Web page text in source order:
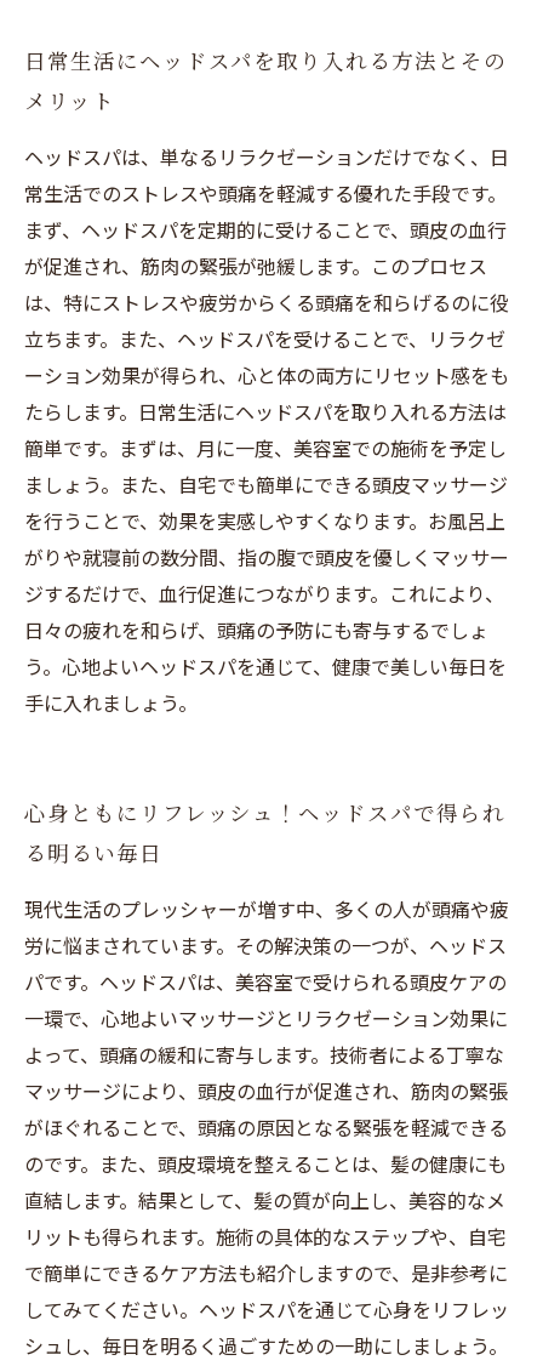
日常生活にヘッドスパを取り入れる方法とその
メリット
ヘッドスパは、単なるリラクゼーションだけでなく、日
常生活でのストレスや頭痛を軽減する優れた手段です。
まず、ヘッドスパを定期的に受けることで、頭皮の血行
が促進され、筋肉の緊張が弛緩します。このプロセス
は、特にストレスや疲労からくる頭痛を和らげるのに役
立ちます。また、ヘッドスパを受けることで、リラクゼ
ーション効果が得られ、心と体の両方にリセット感をも
たらします。日常生活にヘッドスパを取り入れる方法は
簡単です。まずは、月に一度、美容室での施術を予定し
ましょう。また、自宅でも簡単にできる頭皮マッサージ
を行うことで、効果を実感しやすくなります。お風呂上
がりや就寝前の数分間、指の腹で頭皮を優しくマッサー
ジするだけで、血行促進につながります。これにより、
日々の疲れを和らげ、頭痛の予防にも寄与するでしょ
う。心地よいヘッドスパを通じて、健康で美しい毎日を
手に入れましょう。
心身ともにリフレッシュ！ヘッドスパで得られ
る明るい毎日
現代生活のプレッシャーが増す中、多くの人が頭痛や疲
労に悩まされています。その解決策の一つが、ヘッドス
パです。ヘッドスパは、美容室で受けられる頭皮ケアの
一環で、心地よいマッサージとリラクゼーション効果に
よって、頭痛の緩和に寄与します。技術者による丁寧な
マッサージにより、頭皮の血行が促進され、筋肉の緊張
がほぐれることで、頭痛の原因となる緊張を軽減できる
のです。また、頭皮環境を整えることは、髪の健康にも
直結します。結果として、髪の質が向上し、美容的なメ
リットも得られます。施術の具体的なステップや、自宅
で簡単にできるケア方法も紹介しますので、是非参考に
してみてください。ヘッドスパを通じて心身をリフレッ
シュし、毎日を明るく過ごすための一助にしましょう。